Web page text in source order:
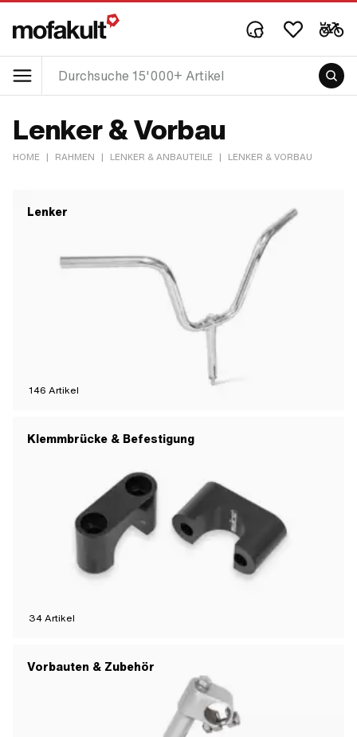
Lenker & Vorbau
HOME | RAHMEN | LENKER & ANBAUTEILE | LENKER & VORBAU
Lenker
146 Artikel
Klemmbrücke & Befestigung
34Artikel
Vorbauten & Zubehör